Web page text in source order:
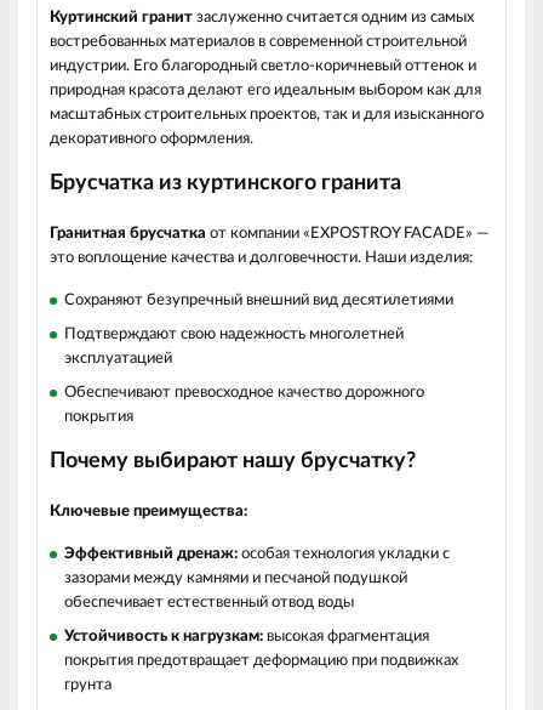
Куртинский гранит заслуженно считается одним из самых
востребованных материалов в современной строительной
индустрии. Его благородный светло-коричневый оттенок и
природная красота делают его идеальным выбором как для
масштабных строительных проектов, так и для изысканного
декоративного оформления.
Брусчатка из куртинского гранита
Гранитная брусчатка от компании «EXPOSTROY FACADE» —
это воплощение качества и долговечности. Наши изделия:
Сохраняют безупречный внешний вид десятилетиями
Подтверждают свою надежность многолетней
эксплуатацией
Обеспечивают превосходное качество дорожного
покрытия
Почему выбирают нашу брусчатку?
Ключевые преимущества:
Эффективный дренаж: особая технология укладки с
зазорами между камнями и песчаной подушкой
обеспечивает естественный отвод воды
Устойчивость к нагрузкам: высокая фрагментация
покрытия предотвращает деформацию при подвижках
грунта